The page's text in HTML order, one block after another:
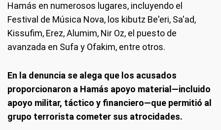
Hamás en numerosos lugares, incluyendo el
Festival de Música Nova, los kibutz Be'eri, Sa'ad,
Kissufim, Erez, Alumim, Nir Oz, el puesto de
avanzada en Sufa y Ofakim, entre otros.
En la denuncia se alega que los acusados
proporcionaron a Hamás apoyo material—incluido
apoyo militar, táctico y financiero—que permitió al
grupo terrorista cometer sus atrocidades.